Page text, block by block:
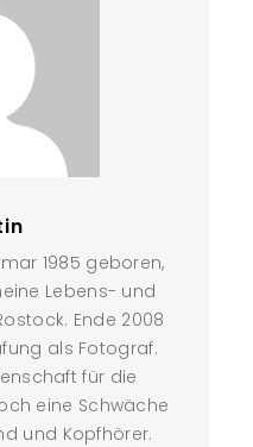
1985 geboren,
Lebens- und
Ende 2008
als Fotograf.
für die
eine Schwäche
und Kopfhörer.